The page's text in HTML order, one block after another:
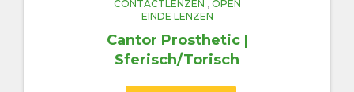
CONTACTLENZEN , OPEN
EINDE LENZEN
Cantor Prosthetic |
Sferisch/Torisch